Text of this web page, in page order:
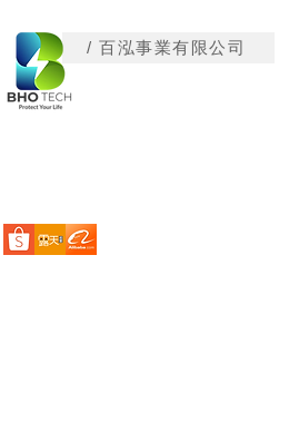
/ 百泓事業有限公司